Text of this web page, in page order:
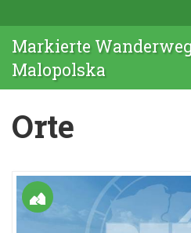
Markierte
Malopolska
Orte